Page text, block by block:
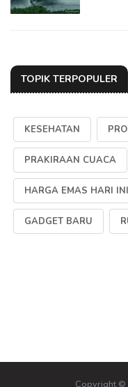
TOPIK TERPOPULER
KESEHATAN
PRAKIRAAN CUACA
HARGA EMAS HARI INI
GADGET BARU
Copyright ©